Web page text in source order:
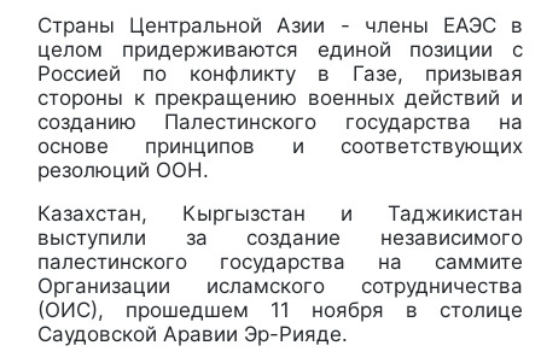
Страны Центральной Азии - члены ЕАЭС в
целом придерживаются единой позиции с
Россией по конфликту в Газе, призывая
стороны к прекращению военных действий и
созданию Палестинского государства на
основе принципов и соответствующих
резолюций ООН.
Казахстан, Кыргызстан и Таджикистан
выступили за создание независимого
палестинского государства на саммите
Организации исламского сотрудничества
(ОИС), прошедшем 11 ноября в столице
Саудовской Аравии Эр-Рияде.